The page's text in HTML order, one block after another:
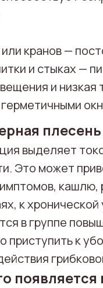
кранов —
и стыках —
и низкая
выделяет
Это может
к
в группе
приступить к